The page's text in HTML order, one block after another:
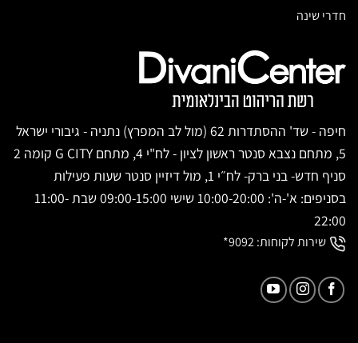
חדרי שינה
חיפה - שד' ההסתדרות 62 (מול לב המפרץ) נתניה - גיבורי ישראל
5, מתחם נצבא סנטר ראשון לציון - לח"י 4, מתחם G CITY קומה 2
סניף חדש- בני ברק- לח״י 1, מול דיזיין סנטר שעות פעילות
בסניפים: א'-ה': 10:00-20:00 שישי 09:00-15:00 שבת 11:00-
22:00
שירות לקוחות:9092*